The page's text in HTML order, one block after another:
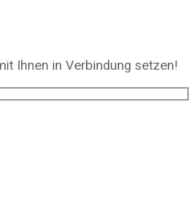
Ihnen in Verbindung setzen!